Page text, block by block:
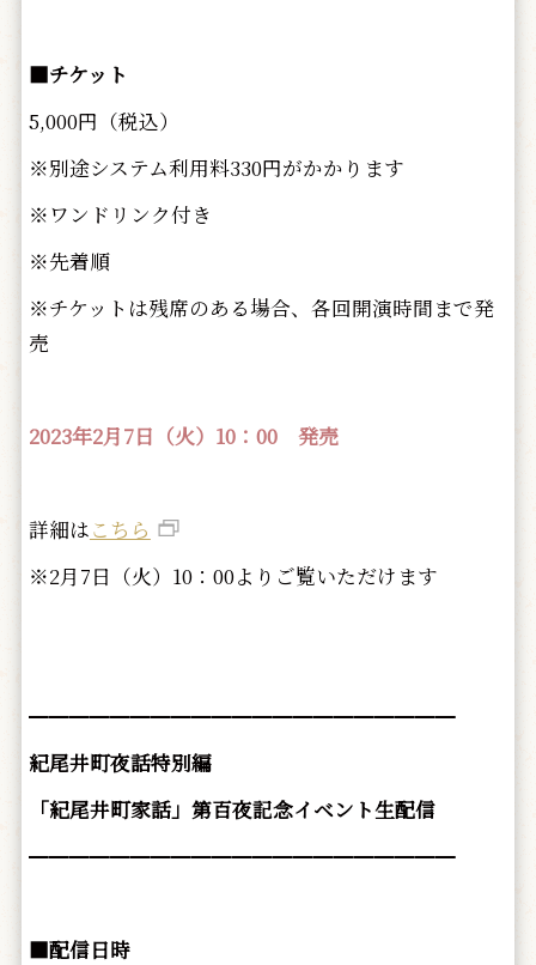
■チケット
5,000円（税込）
※別途システム利用料330円がかかります
※ワンドリンク付き
※先着順
※チケットは残席のある場合、各回開演時間まで発
売
2023年2月7日（火）10：00 発売
詳細はこちら
※2月7日（火）10：00よりご覧いただけます
━━━━━━━━━━━━━━━━━━━━━
紀尾井町夜話特別編
「紀尾井町家話」第百夜記念イベント生配信
━━━━━━━━━━━━━━━━━━━━━
■配信日時